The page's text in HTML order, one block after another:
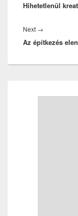
post:
Hihetetlenül
Next →
post:
Az építkezés